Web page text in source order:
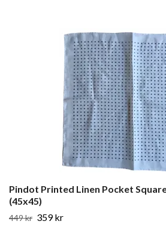
Pindot Printed Linen Pocket
(45x45)
449 kr 359 kr